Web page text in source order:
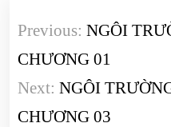
hướng
bài
viết
Previous: NGÔI
CHƯƠNG 01
Next: NGÔI
CHƯƠNG 03